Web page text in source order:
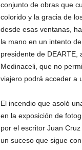
conjunto de obras que
colorido y la gracia de
desde esas ventanas,
la mano en un intento
presidente de DEARTE,
Medinaceli, que no
viajero podrá acceder a
El incendio que asoló
en la exposición de
por el escritor Juan
un suceso que sigue